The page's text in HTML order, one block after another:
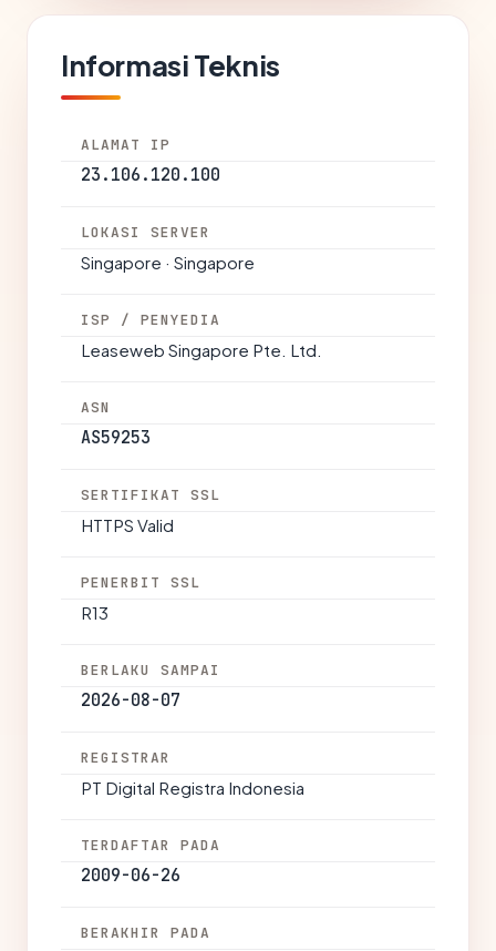
Informasi Teknis
ALAMAT IP
23.106.120.100
LOKASI SERVER
Singapore · Singapore
ISP / PENYEDIA
Leaseweb Singapore Pte. Ltd.
ASN
AS59253
SERTIFIKAT SSL
HTTPS Valid
PENERBIT SSL
R13
BERLAKU SAMPAI
2026-08-07
REGISTRAR
PT Digital Registra Indonesia
TERDAFTAR PADA
2009-06-26
BERAKHIR PADA